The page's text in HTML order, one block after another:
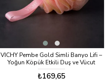
VICHY Pembe Gold Simli Banyo Lifi –
Yoğun Köpük Etkili Duş ve Vücut
Temizleme Lifi VCH-6575
₺169,65